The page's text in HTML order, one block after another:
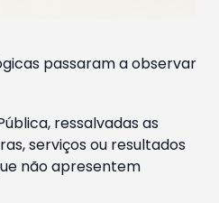
passaram a observar
ressalvadas as
serviços ou resultados
não apresentem